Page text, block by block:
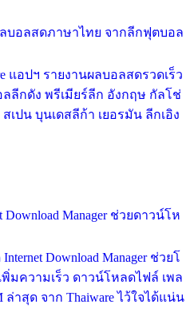
ลบอลสดภาษาไทย จากลีกฟุตบอล
แอปฯ รายงานผลบอลสดรวดเร็ว
ลีกดัง พรีเมียร์ลีก อังกฤษ กัลโช่
เปน บุนเดสลีก้า เยอรมัน ลีกเอิง
Manager ช่วยดาวน์โห
Download Manager ช่วยโ
พิ่มความเร็ว ดาวน์โหลดไฟล์ เพล
าสุด จาก Thaiware ไว้ใจได้แน่น